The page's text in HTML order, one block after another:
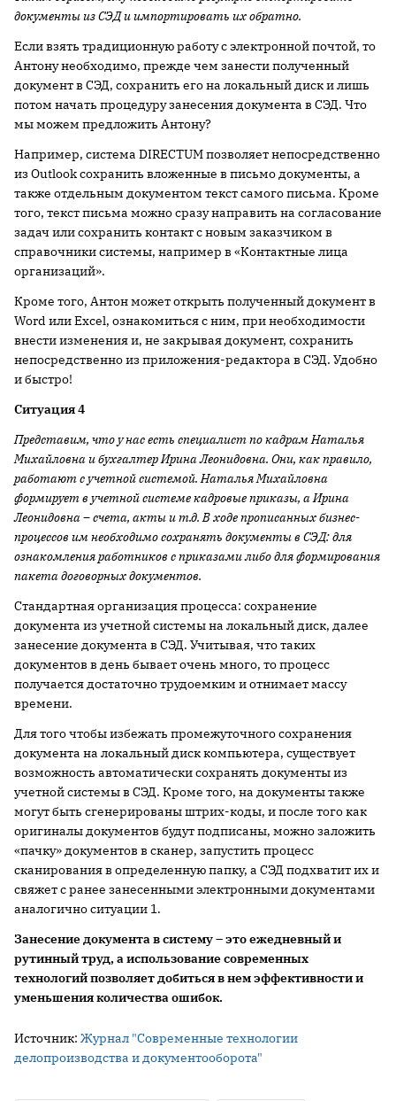
документы из СЭД и импортировать их обратно.
Если взять традиционную работу с электронной почтой, то
Антону необходимо, прежде чем занести полученный
документ в СЭД, сохранить его на локальный диск и лишь
потом начать процедуру занесения документа в СЭД. Что
мы можем предложить Антону?
Например, система DIRECTUM позволяет непосредственно
из Outlook сохранить вложенные в письмо документы, а
также отдельным документом текст самого письма. Кроме
того, текст письма можно сразу направить на согласование
задач или сохранить контакт с новым заказчиком в
справочники системы, например в «Контактные лица
организаций».
Кроме того, Антон может открыть полученный документ в
Word или Excel, ознакомиться с ним, при необходимости
внести изменения и, не закрывая документ, сохранить
непосредственно из приложения-редактора в СЭД. Удобно
и быстро!
Ситуация 4
Представим, что у нас есть специалист по кадрам Наталья
Михайловна и бухгалтер Ирина Леонидовна. Они, как правило,
работают с учетной системой. Наталья Михайловна
формирует в учетной системе кадровые приказы, а Ирина
Леонидовна – счета, акты и т.д. В ходе прописанных бизнес-
процессов им необходимо сохранять документы в СЭД: для
ознакомления работников с приказами либо для формирования
пакета договорных документов.
Стандартная организация процесса: сохранение
документа из учетной системы на локальный диск, далее
занесение документа в СЭД. Учитывая, что таких
документов в день бывает очень много, то процесс
получается достаточно трудоемким и отнимает массу
времени.
Для того чтобы избежать промежуточного сохранения
документа на локальный диск компьютера, существует
возможность автоматически сохранять документы из
учетной системы в СЭД. Кроме того, на документы также
могут быть сгенерированы штрих-коды, и после того как
оригиналы документов будут подписаны, можно заложить
«пачку» документов в сканер, запустить процесс
сканирования в определенную папку, а СЭД подхватит их и
свяжет с ранее занесенными электронными документами
аналогично ситуации 1.
Занесение документа в систему – это ежедневный и
рутинный труд, а использование современных
технологий позволяет добиться в нем эффективности и
уменьшения количества ошибок.
Источник: Журнал "Современные технологии
делопроизводства и документооборота"